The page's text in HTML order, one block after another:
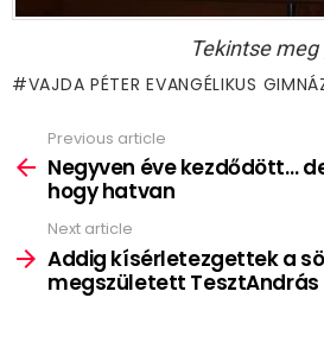
Tekintse
VAJDA PÉTER EVANGÉLIKUS
more
Previous article
Negyven éve kezdődött…
hogy hatvan
Next article
Addig kísérletezgettek a
megszületett TesztAndrás